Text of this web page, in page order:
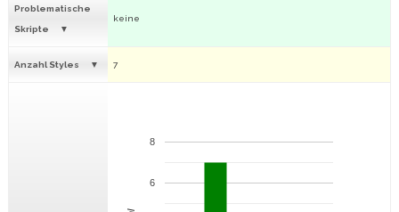
Problematische
Skripte
keine
Anzahl Styles 7
6
8